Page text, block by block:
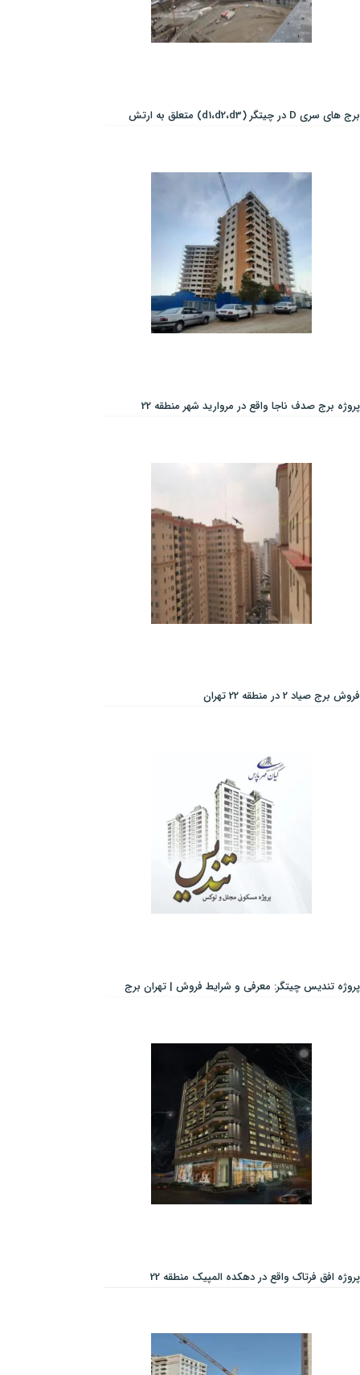
برج های سری D در چیتگر (d1،d2،d3) متعلق به ارتش
پروژه برج صدف ناجا واقع در مروارید شهر منطقه 22
فروش برج صیاد 2 در منطقه 22 تهران
پروژه تندیس چیتگر: معرفی و شرایط فروش | تهران برج
پروژه افق فرتاک واقع در دهکده المپیک منطقه 22